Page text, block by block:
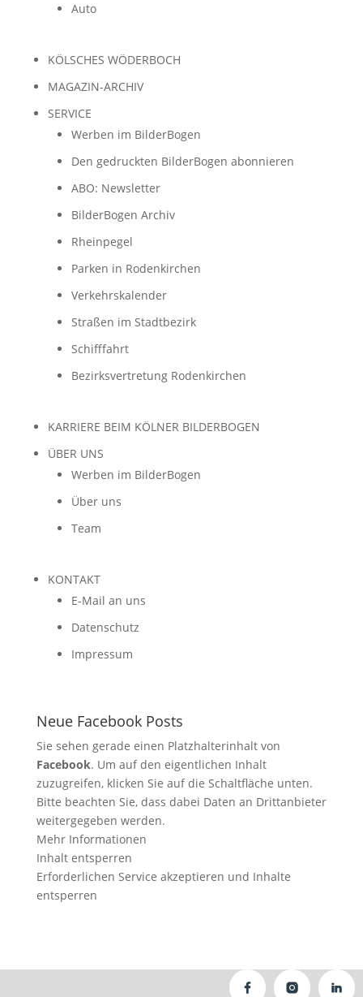
Auto
KÖLSCHES WÖDERBOCH
MAGAZIN-ARCHIV
SERVICE
Werben im BilderBogen
Den gedruckten BilderBogen abonnieren
ABO: Newsletter
BilderBogen Archiv
Rheinpegel
Parken in Rodenkirchen
Verkehrskalender
Straßen im Stadtbezirk
Schifffahrt
Bezirksvertretung Rodenkirchen
KARRIERE BEIM KÖLNER BILDERBOGEN
ÜBER UNS
Werben im BilderBogen
Über uns
Team
KONTAKT
E-Mail an uns
Datenschutz
Impressum
Neue Facebook Posts
Sie sehen gerade einen Platzhalterinhalt von
Facebook. Um auf den eigentlichen Inhalt
zuzugreifen, klicken Sie auf die Schaltfläche unten.
Bitte beachten Sie, dass dabei Daten an Drittanbieter
weitergegeben werden.
Mehr Informationen
Inhalt entsperren
Erforderlichen Service akzeptieren und Inhalte
entsperren